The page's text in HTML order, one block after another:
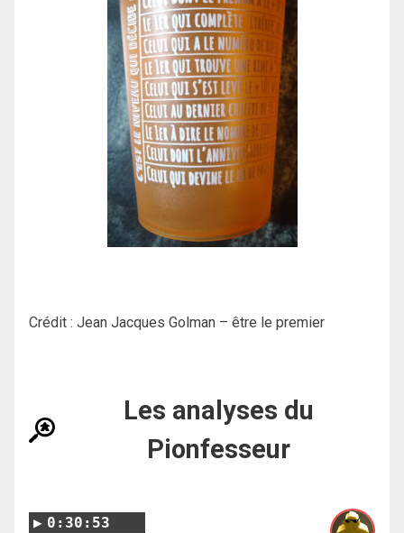
Crédit : Jean Jacques Golman – être le premier
Les analyses du
Pionfesseur
0:30:53